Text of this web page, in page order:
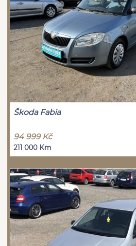
Škoda Fabia
94 999 Kč
211 000 Km